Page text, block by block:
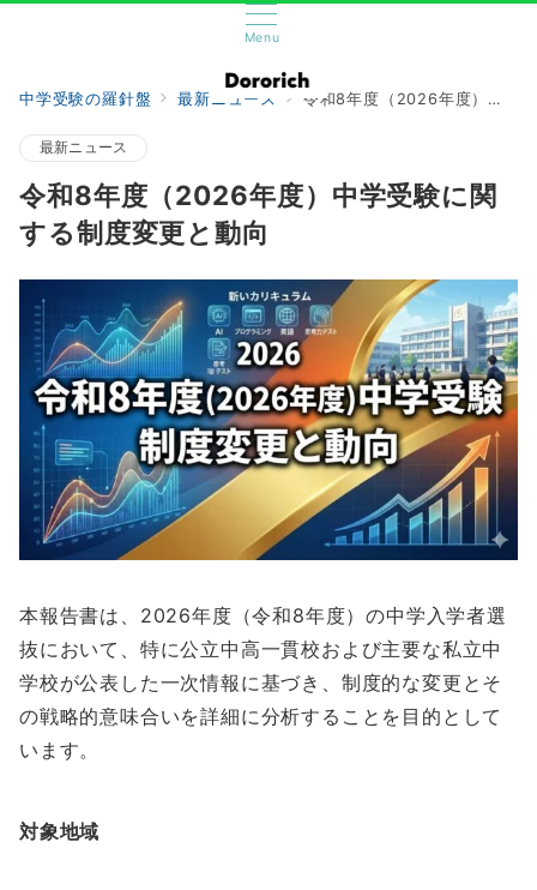
Menu
中学受験の羅針盤 最新ニュース 令和8年度（2026年度）中学受験に関する制度変更と動向
最新ニュース
令和8年度（2026年度）中学受験に関
する制度変更と動向
本報告書は、2026年度（令和8年度）の中学入学者選
抜において、特に公立中高一貫校および主要な私立中
学校が公表した一次情報に基づき、制度的な変更とそ
の戦略的意味合いを詳細に分析することを目的として
います。
対象地域